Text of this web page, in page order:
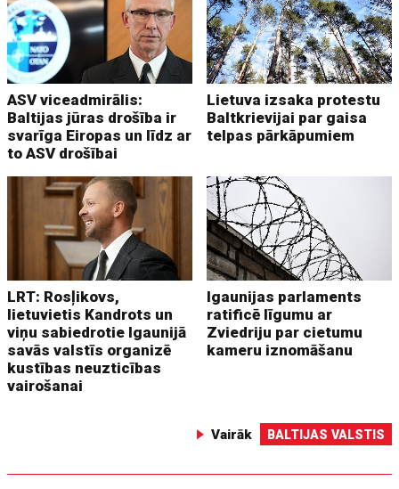
ASV viceadmirālis:
Baltijas jūras drošība ir
svarīga Eiropas un līdz ar
to ASV drošībai
Lietuva izsaka protestu
Baltkrievijai par gaisa
telpas pārkāpumiem
LRT: Rosļikovs,
lietuvietis Kandrots un
viņu sabiedrotie Igaunijā
savās valstīs organizē
kustības neuzticības
vairošanai
Igaunijas parlaments
ratificē līgumu ar
Zviedriju par cietumu
kameru iznomāšanu
Vairāk BALTIJAS VALSTIS